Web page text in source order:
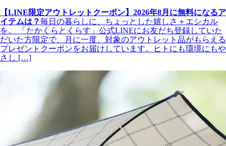
【LINE限定アウトレットクーポン】2026年8月に無料になるア
イテムは？毎日の暮らしに、ちょっとした嬉しさ＋エシカル
を。 「たかくらとくらす」公式LINEにお友だち登録していた
だいた方限定で、月に一度、対象のアウトレット品がもらえる
プレゼントクーポンをお届けしています。ヒトにも環境にもや
さし […]